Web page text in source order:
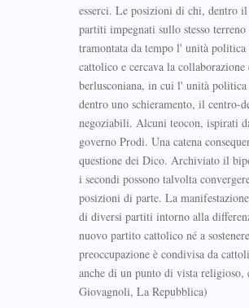
esserci. Le posizioni di chi, dentro
partiti impegnati sullo stesso
tramontata da tempo l' unità
cattolico e cercava la
berlusconiana, in cui l' unità
dentro uno schieramento, il centro-
negoziabili. Alcuni teocon, ispirati
governo Prodi. Una catena
questione dei Dico. Archiviato il
i secondi possono talvolta
posizioni di parte. La
di diversi partiti intorno alla
nuovo partito cattolico né a
preoccupazione è condivisa da
anche di un punto di vista
Giovagnoli, La Repubblica)